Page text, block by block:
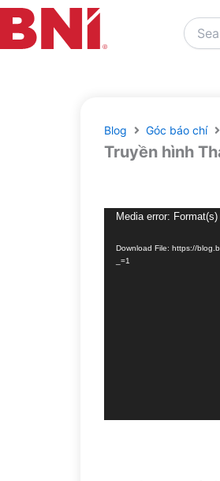
Search
…
Blog Góc báo chí
Truyền hình
Video
Media error:
Download File: https://
_=1